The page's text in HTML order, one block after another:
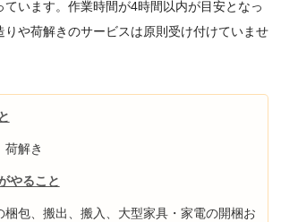
ています。作業時間が4時間以内が目安となっ
りや荷解きのサービスは原則受け付けていませ
荷解き
やること
梱包、搬出、搬入、大型家具・家電の開梱お